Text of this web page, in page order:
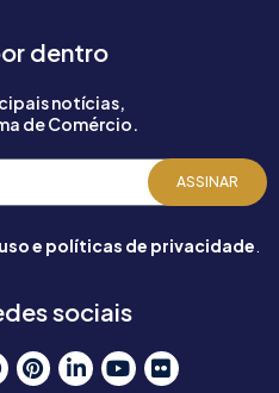
dentro
notícias,
de Comércio.
ASSINAR
e políticas de privacidade
sociais
P
i
L
i
Y
o
F
l